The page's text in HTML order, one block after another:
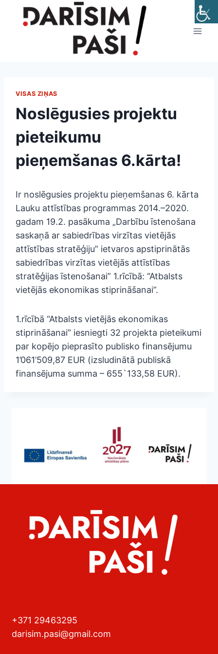
VISAS ZIŅAS
Noslēgusies projektu
pieteikumu
pieņemšanas 6.kārta!
Ir noslēgusies projektu pieņemšanas 6. kārta
Lauku attīstības programmas 2014.–2020.
gadam 19.2. pasākuma „Darbību īstenošana
saskaņā ar sabiedrības virzītas vietējās
attīstības stratēģiju” ietvaros apstiprinātās
sabiedrības virzītas vietējās attīstības
stratēģijas īstenošanai” 1.rīcībā: “Atbalsts
vietējās ekonomikas stiprināšanai”.
1.rīcībā “Atbalsts vietējās ekonomikas
stiprināšanai” iesniegti 32 projekta pieteikumi
par kopējo pieprasīto publisko finansējumu
1’061’509,87 EUR (izsludinātā publiskā
finansējuma summa – 655`133,58 EUR).
+371 29463295
darisim.pasi@gmail.com